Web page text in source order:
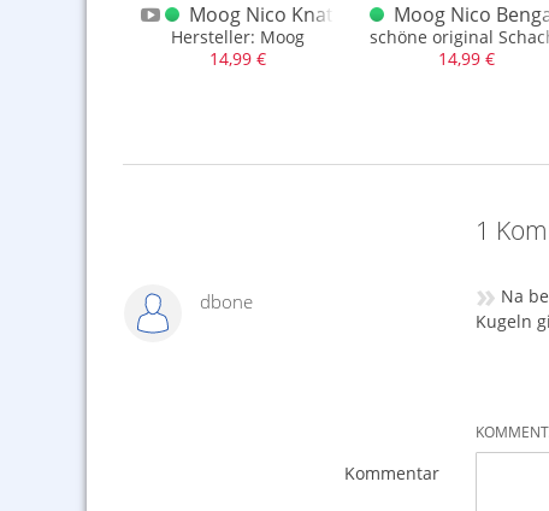
Nico Vulkan Knattermaxe 3er
Moog Nico Knattersirene
Hersteller: Moog
14,99 €
Moog Nico
schöne original
14,99 €
1
dbone » Na
Kugeln
Kommentar